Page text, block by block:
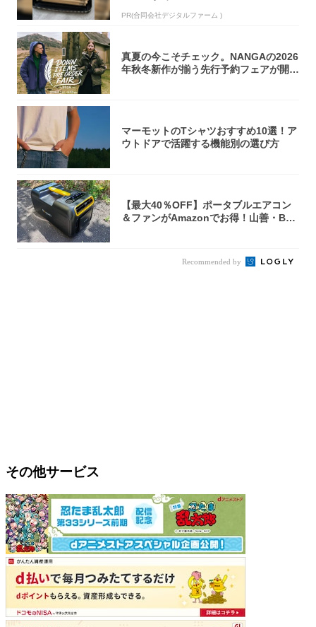
PR(合同会社デジタルファーム )
真夏の今こそチェック。NANGAの2026
年秋冬新作が揃う先行予約フェアが開催
マーモットのTシャツおすすめ10選！ア
ウトドアで活躍する機能別の選び方
【最大40％OFF】ポータブルエアコン
＆ファンがAmazonでお得！山善・Bo
Recommended by
その他サービス